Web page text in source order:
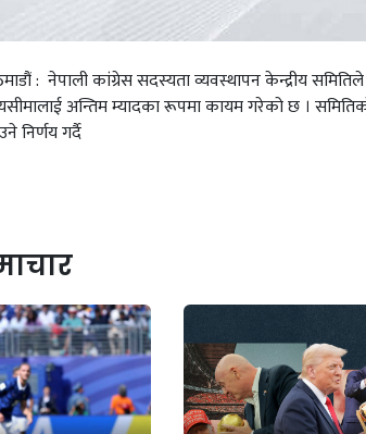
: नेपाली कांग्रेस सदस्यता व्यवस्थापन केन्द्रीय
अन्तिम म्यादका रूपमा कायम गरेको छ ।
निर्णय गर्दै